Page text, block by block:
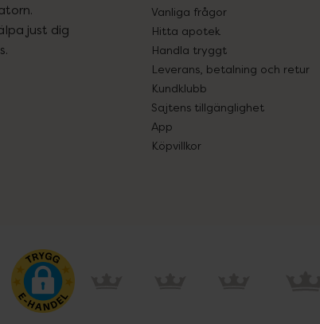
just dig
Vanliga frågor
Hitta apotek
Handla tryggt
Leverans, betalning och retur
Kundklubb
Sajtens tillgänglighet
App
Köpvillkor